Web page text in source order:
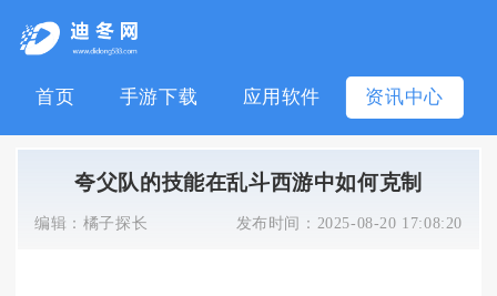
首页 手游下载 应用软件 资讯中心
夸父队的技能在乱斗西游中如何克制
编辑： 橘子探长 发布时间： 2025-08-20 17:08:20